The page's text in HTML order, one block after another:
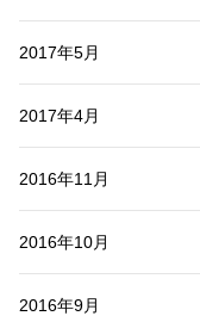
2017年5月
2017年4月
2016年11月
2016年10月
2016年9月